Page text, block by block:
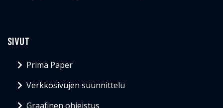
SIVUT
Prima Paper
Verkkosivujen suunnittelu
Graafinen ohjeistus